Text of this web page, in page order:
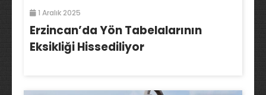
1 Aralık 2025
Erzincan’da Yön Tabelalarının
Eksikliği Hissediliyor